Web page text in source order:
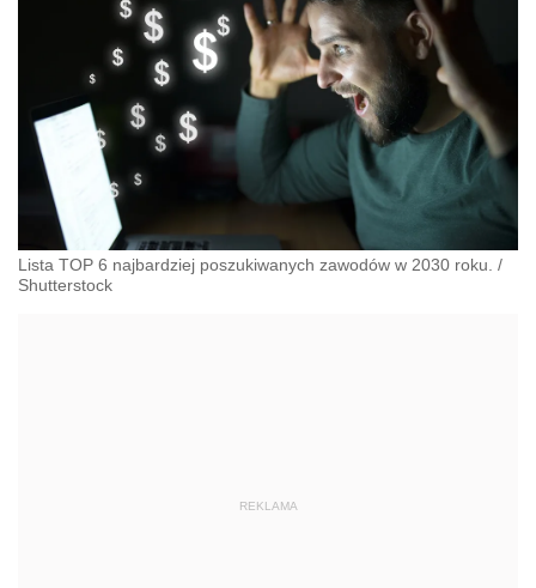
Lista TOP 6 najbardziej poszukiwanych zawodów w 2030 roku. /
Shutterstock